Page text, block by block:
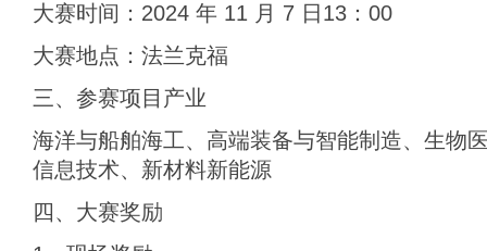
大赛时间：2024 年 11 月 7 日13：00
大赛地点：法兰克福
三、参赛项目产业
海洋与船舶海工、高端装备与智能制造、生物
信息技术、新材料新能源
四、大赛奖励